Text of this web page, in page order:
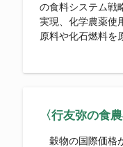
の食料システム戦
実現、化学農薬使
原料や化石燃料を
〈行友弥の食
穀物の国際価格